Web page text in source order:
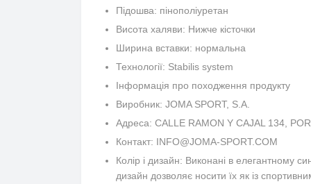
Підошва: пінополіуретан
Висота халяви: Нижче кісточки
Ширина вставки: нормальна
Технології: Stabilis system
Інформація про походження продукту
Виробник: JOMA SPORT, S.A.
Адреса: CALLE RAMON Y CAJAL 134,
Контакт: INFO@JOMA-SPORT.COM
Колір і дизайн: Виконані в елегантному
дизайн дозволяє носити їх як із